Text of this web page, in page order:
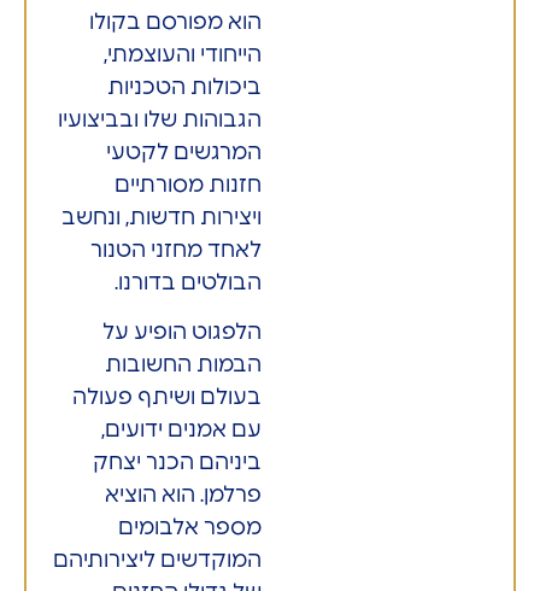
הוא מפורסם בקולו
הייחודי והעוצמתי,
ביכולות הטכניות
הגבוהות שלו ובביצועיו
המרגשים לקטעי
חזנות מסורתיים
ויצירות חדשות, ונחשב
לאחד מחזני הטנור
הבולטים בדורנו.
הלפגוט הופיע על
הבמות החשובות
בעולם ושיתף פעולה
עם אמנים ידועים,
ביניהם הכנר יצחק
פרלמן. הוא הוציא
מספר אלבומים
המוקדשים ליצירותיהם